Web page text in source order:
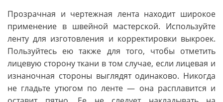
Прозрачная и чертежная лента находит широкое
применение в швейной мастерской. Используйте
ленту для изготовления и корректировки выкроек.
Пользуйтесь ею также для того, чтобы отметить
лицевую сторону ткани в том случае, если лицевая и
изнаночная стороны выглядят одинаково. Никогда
не гладьте утюгом по ленте — она расплавится и